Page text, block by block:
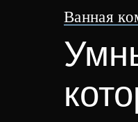
Ванная